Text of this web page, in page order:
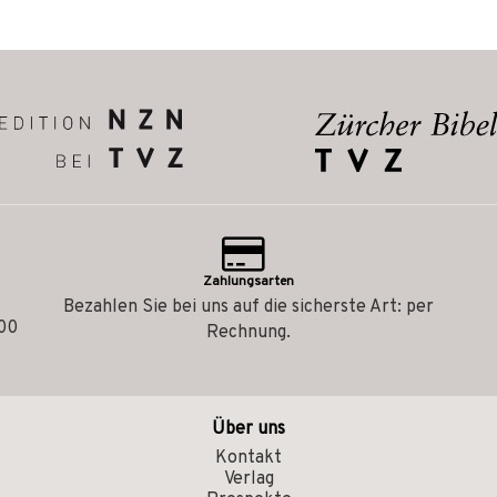
Zahlungsarten
Bezahlen Sie bei uns auf die sicherste Art: per
Rechnung.
Über uns
Kontakt
Verlag